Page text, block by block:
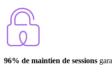
96% de maintien de sessions